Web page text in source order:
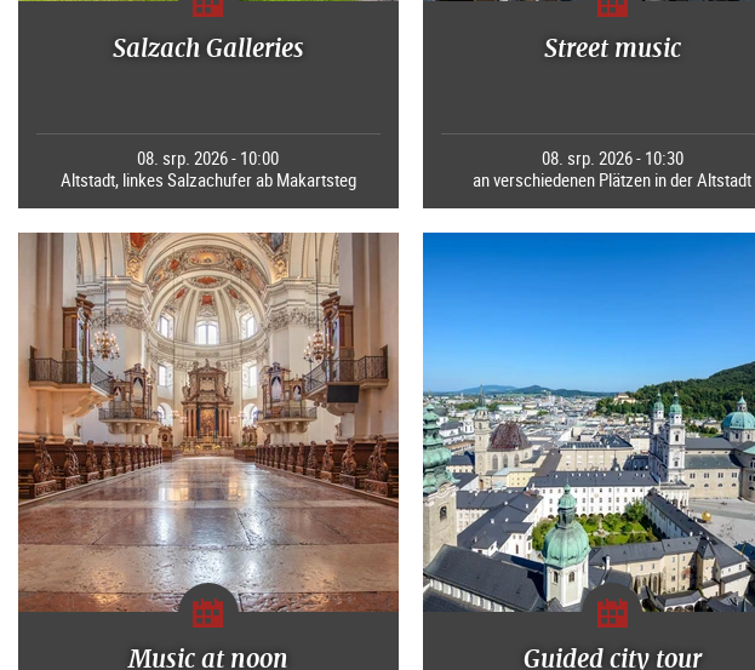
Salzach Galleries
08. srp. 2026 - 10:00
Altstadt, linkes Salzachufer ab Makartsteg
Street music
08. srp. 2026 - 10:30
an verschiedenen Plätzen in der Altstadt
Music at noon Guided city tour